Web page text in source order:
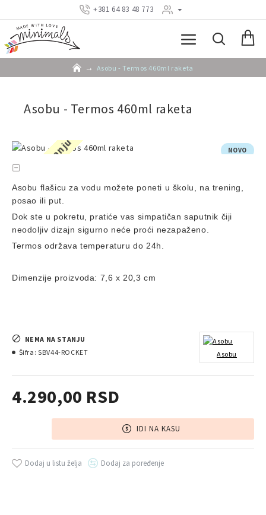
+381 64 83 48 773
Asobu - Termos 460ml raketa
Asobu - Termos 460ml raketa
NOVO
Nema na stanju
Asobu flašicu za vodu možete poneti u školu, na trening,
posao ili put.
Dok ste u pokretu, pratiće vas simpatičan saputnik čiji
neodoljiv dizajn sigurno neće proći nezapaženo.
Termos održava temperaturu do 24h.
Dimenzije proizvoda: 7,6 x 20,3 cm
4.290,00 RSD
NEMA NA STANJU
Šifra: SBV44-ROCKET Asobu
IDI NA KASU
Dodaj u listu želja Dodaj za poređenje